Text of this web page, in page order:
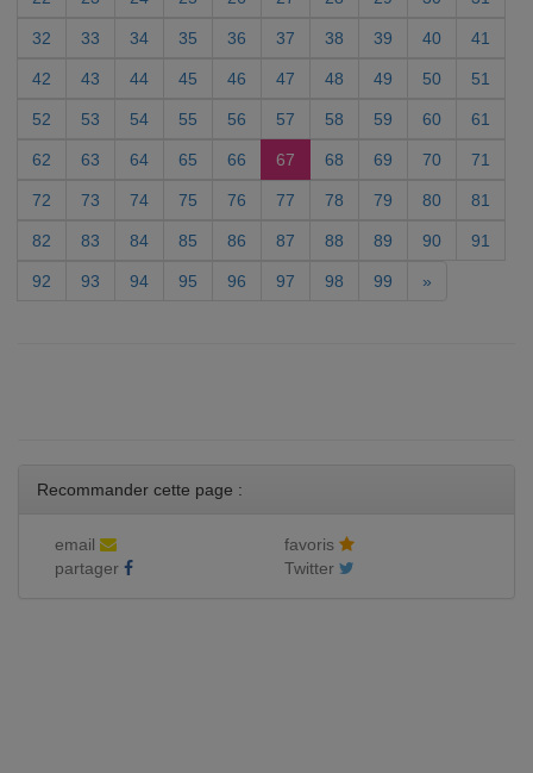
32 33 34 35 36 37 38 39 40 41
42 43 44 45 46 47 48 49 50 51
52 53 54 55 56 57 58 59 60 61
62 63 64 65 66 67 68 69 70 71
72 73 74 75 76 77 78 79 80 81
82 83 84 85 86 87 88 89 90 91
92 93 94 95 96 97 98 99 »
Recommander cette page :
email
favoris
partager
Twitter